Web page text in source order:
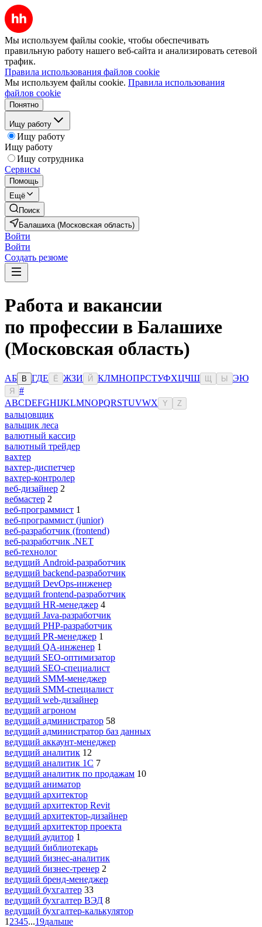
Мы используем файлы cookie, чтобы обеспечивать
правильную работу нашего веб-сайта и анализировать сетевой
трафик.
Правила использования файлов cookie
Мы используем файлы cookie. Правила использования
файлов cookie
Понятно
Ищу работу
Ищу работу
Ищу работу
Ищу сотрудника
Сервисы
Помощь
Ещё
Поиск
Балашиха (Московская область)
Войти
Войти
Создать резюме
Работа и вакансии
по профессии в Балашихе
(Московская область)
АБ В ГДЕ Ё ЖЗИ Й КЛМНОПРСТУФХЦЧШ Ы ЭЮ
Я
#
ABCDEFGHIJKLMNOPQRSTUVWX Y Z
вальцовщик
вальщик леса
валютный кассир
валютный трейдер
вахтер
вахтер-диспетчер
вахтер-контролер
веб-дизайнер 2
вебмастер 2
веб-программист 1
веб-программист (junior)
веб-разработчик (frontend)
веб-разработчик .NET
веб-технолог
ведущий Android-разработчик
ведущий backend-разработчик
ведущий DevOps-инженер
ведущий frontend-разработчик
ведущий HR-менеджер 4
ведущий Java-разработчик
ведущий PHP-разработчик
ведущий PR-менеджер 1
ведущий QA-инженер 1
ведущий SEO-оптимизатор
ведущий SEO-специалист
ведущий SMM-менеджер
ведущий SMM-специалист
ведущий web-дизайнер
ведущий агроном
ведущий администратор 58
ведущий администратор баз данных
ведущий аккаунт-менеджер
ведущий аналитик 12
ведущий аналитик 1С 7
ведущий аналитик по продажам 10
ведущий аниматор
ведущий архитектор
ведущий архитектор Revit
ведущий архитектор-дизайнер
ведущий архитектор проекта
ведущий аудитор 1
ведущий библиотекарь
ведущий бизнес-аналитик
ведущий бизнес-тренер 2
ведущий бренд-менеджер
ведущий бухгалтер 33
ведущий бухгалтер ВЭД 8
ведущий бухгалтер-калькулятор
1 2345...19дальше